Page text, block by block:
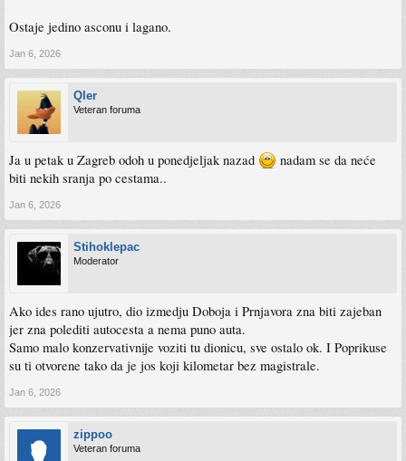
Ostaje jedino asconu i lagano.
Jan 6, 2026
Qler
Veteran foruma
Ja u petak u Zagreb odoh u ponedjeljak nazad
nadam se da neće
biti nekih sranja po cestama..
Jan 6, 2026
Stihoklepac
Moderator
Ako ides rano ujutro, dio izmedju Doboja i Prnjavora zna biti zajeban
jer zna polediti autocesta a nema puno auta.
Samo malo konzervativnije voziti tu dionicu, sve ostalo ok. I Poprikuse
su ti otvorene tako da je jos koji kilometar bez magistrale.
Jan 6, 2026
zippoo
Veteran foruma